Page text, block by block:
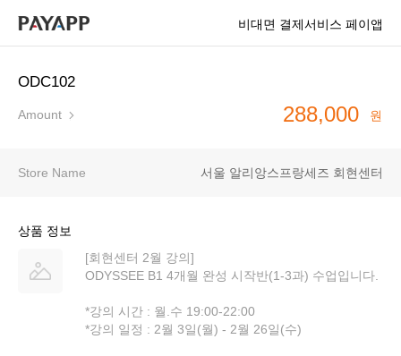
비대면 결제서비스 페이앱
ODC102
Amount 288,000 원
Store Name 서울 알리앙스프랑세즈 회현센터
상품 정보
[회현센터 2월 강의]
ODYSSEE B1 4개월 완성 시작반(1-3과) 수업입니다.
*강의 시간 : 월.수 19:00-22:00
*강의 일정 : 2월 3일(월) - 2월 26일(수)